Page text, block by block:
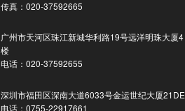
传真：020-37592665
广州市天河区珠江新城华利路19号远洋明珠大厦4
楼
电话：020-37592655
深圳市福田区深南大道6033号金运世纪大厦21DE
电话：0755-22917661